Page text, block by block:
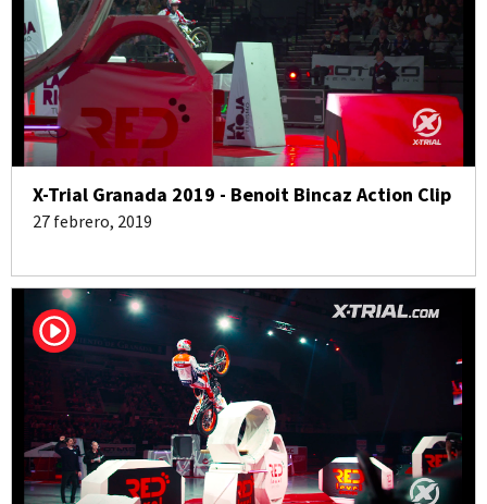
X-Trial Granada 2019 - Benoit Bincaz Action Clip
27 febrero, 2019